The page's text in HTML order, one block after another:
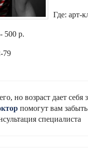
Где: арт-
500 р.
79
но возраст дает
помогут вам
специалиста